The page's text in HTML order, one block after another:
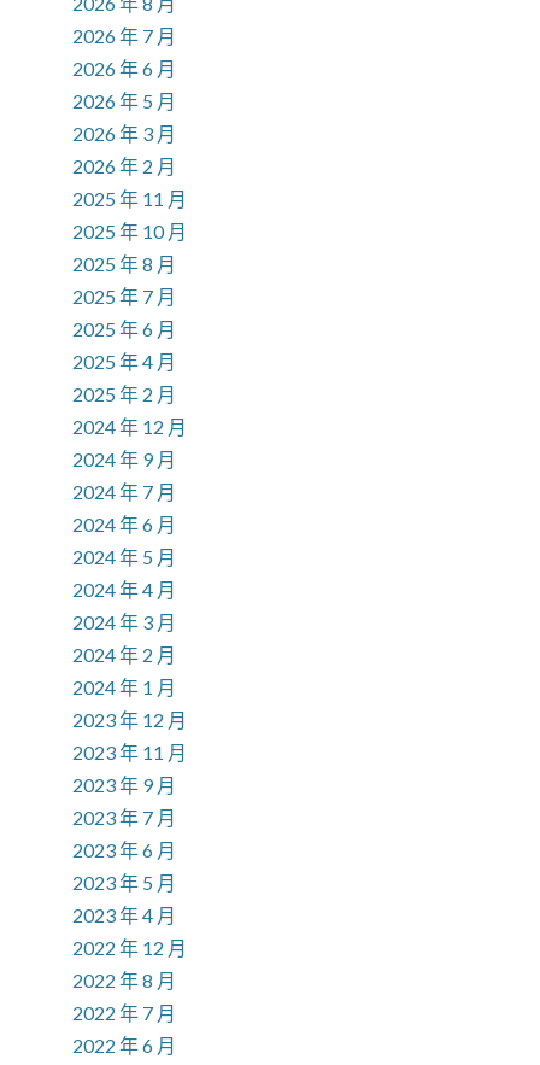
2026 年 7 月
2026 年 6 月
2026 年 5 月
2026 年 3 月
2026 年 2 月
2025 年 11 月
2025 年 10 月
2025 年 8 月
2025 年 7 月
2025 年 6 月
2025 年 4 月
2025 年 2 月
2024 年 12 月
2024 年 9 月
2024 年 7 月
2024 年 6 月
2024 年 5 月
2024 年 4 月
2024 年 3 月
2024 年 2 月
2024 年 1 月
2023 年 12 月
2023 年 11 月
2023 年 9 月
2023 年 7 月
2023 年 6 月
2023 年 5 月
2023 年 4 月
2022 年 12 月
2022 年 8 月
2022 年 7 月
2022 年 6 月